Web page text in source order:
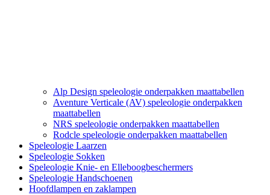
Alp Design speleologie onderpakken maattabellen
Aventure Verticale (AV) speleologie onderpakken
maattabellen
NRS speleologie onderpakken maattabellen
Rodcle speleologie onderpakken maattabellen
Speleologie Laarzen
Speleologie Sokken
Speleologie Knie- en Elleboogbeschermers
Speleologie Handschoenen
Hoofdlampen en zaklampen